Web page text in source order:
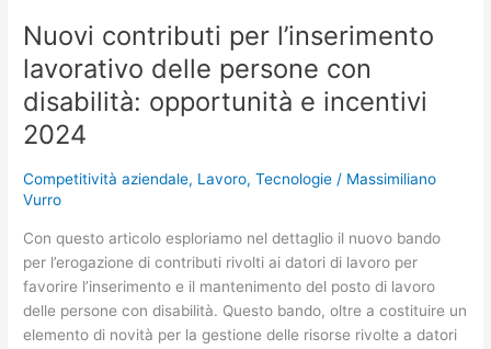
Nuovi contributi per l’inserimento
lavorativo delle persone con
disabilità: opportunità e incentivi
2024
Competitività aziendale, Lavoro,Tecnologie / Massimiliano
Vurro
Con questo articolo esploriamo nel dettaglio il nuovo bando
per l’erogazione di contributi rivolti ai datori di lavoro per
favorire l’inserimento e il mantenimento del posto di lavoro
delle persone con disabilità. Questo bando, oltre a costituire un
elemento di novità per la gestione delle risorse rivolte a datori